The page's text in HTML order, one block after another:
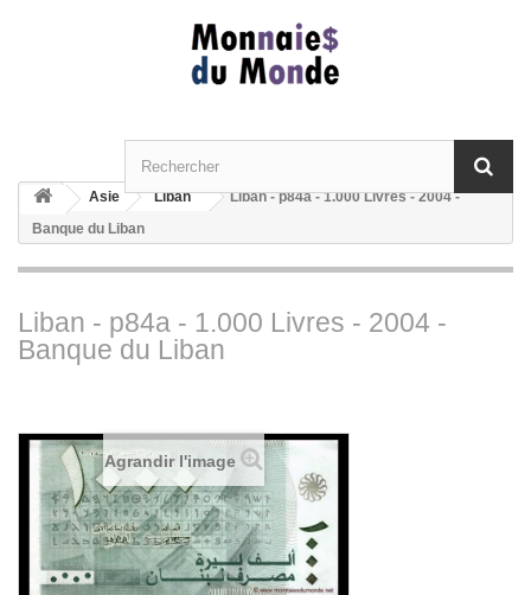
Asie Liban
Liban - p84a - 1.000 Livres - 2004 -
Banque du Liban
Liban - p84a - 1.000 Livres - 2004 -
Banque du Liban
Agrandir l'image